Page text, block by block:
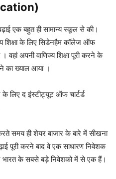
एक बहुत ही सामान्य स्कूल से की।
शिक्षा के लिए सिडेनहैम कॉलेज ऑफ
वहां अपनी वाणिज्य शिक्षा पूरी करने के
का ख्याल आया ।
के लिए द इंस्टीट्यूट ऑफ चार्टर्ड
समय ही शेयर बाजार के बारे में सीखना
पूरी करने बाद वे एक साधारण निवेशक
के सबसे बड़े निवेशको में से एक हैं।